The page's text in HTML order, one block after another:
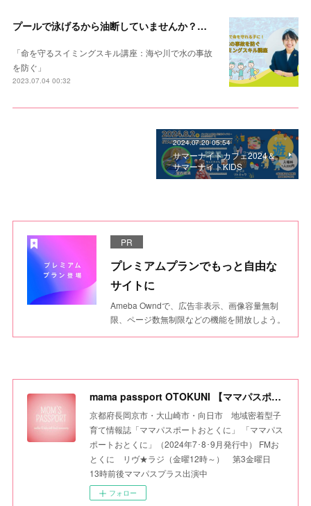
プールで泳げるから油断していませんか？【その子の命を一生守る水辺のスイミングスキル】
「命を守るスイミングスキル講座：海や川で水の事故
を防ぐ」
2023.07.04 00:32
2024.07.20 05:54
サマーナイトカフェ2024＆
サマーナイトKIDS
PR
プレミアムプランでもっと自由な
サイトに
Ameba Owndで、広告非表示、画像容量無制
限、ページ数無制限などの機能を開放しよう。
mama passport OTOKUNI 【ママパスポートおとくに】
京都府長岡京市・大山崎市・向日市 地域密着型子
育て情報誌「ママパスポートおとくに」 「ママパス
ポートおとくに」（2024年7･8･9月発行中） FMお
とくに リヴ★ラジ（金曜12時～） 第3金曜日
13時前後ママパスプラス出演中
フォロー